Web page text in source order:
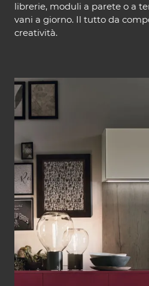
librerie, moduli a parete o a
vani a giorno. Il tutto da
creatività.